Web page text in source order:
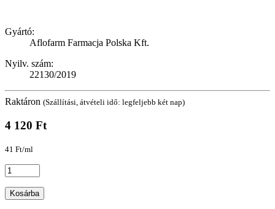
Gyártó:
Aflofarm Farmacja Polska Kft.
Nyilv. szám:
22130/2019
Raktáron (Szállítási, átvételi idő: legfeljebb két nap)
4 120 Ft
41 Ft/ml
Kosárba